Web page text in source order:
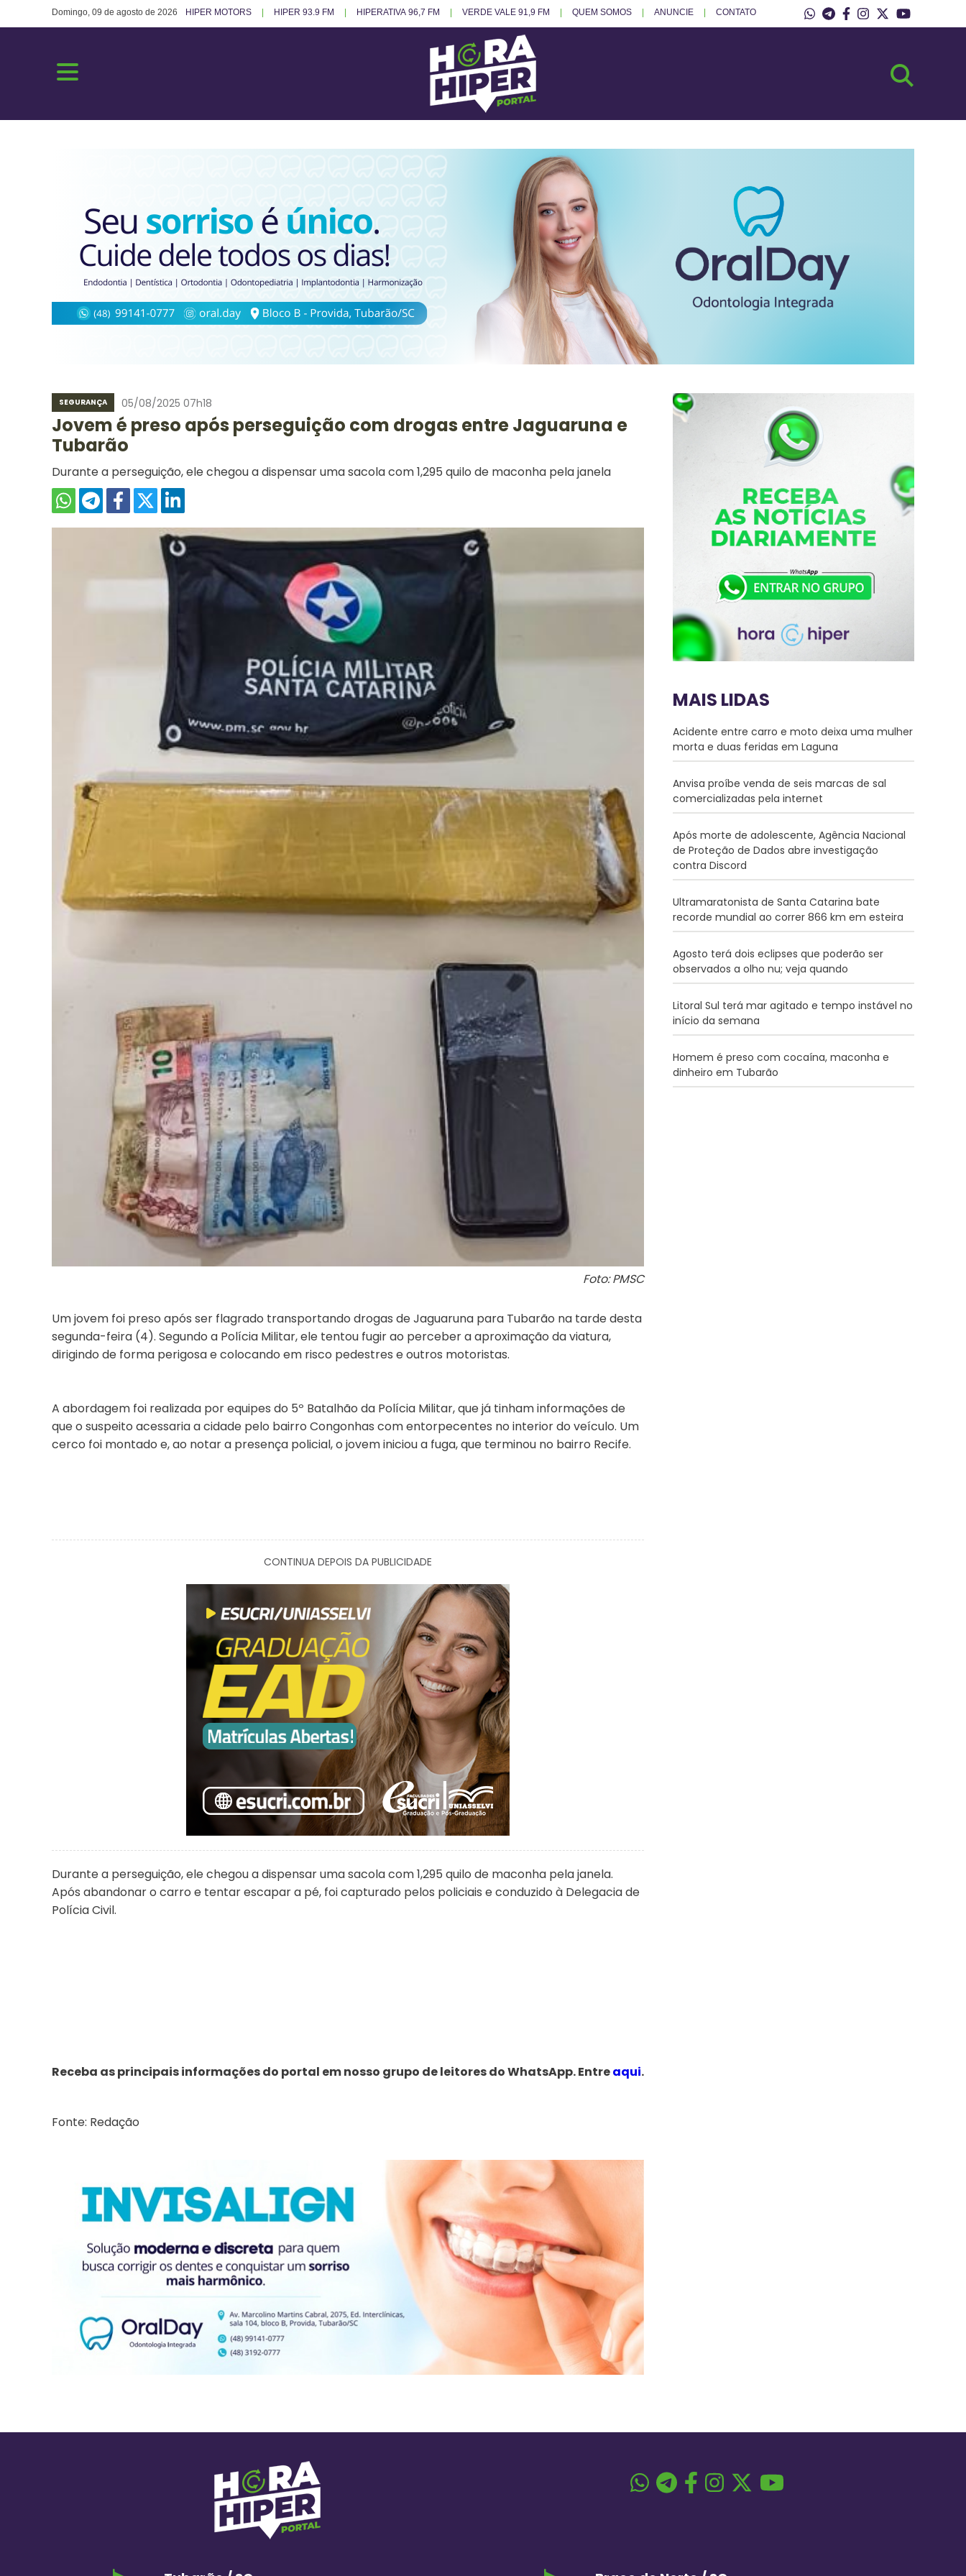
Domingo, 09 de agosto de 2026 HIPER MOTORS HIPER 93.9 FM HIPERATIVA 96,7 FM VERDE VALE 91,9 FM QUEM SOMOS ANUNCIE CONTATO
SEGURANÇA 05/08/2025 07h18
Jovem é preso após perseguição com drogas entre Jaguaruna e
Tubarão
Durante a perseguição, ele chegou a dispensar uma sacola com 1,295 quilo de maconha pela janela
Foto: PMSC
Um jovem foi preso após ser flagrado transportando drogas de Jaguaruna para Tubarão na tarde desta
segunda-feira (4). Segundo a Polícia Militar, ele tentou fugir ao perceber a aproximação da viatura,
dirigindo de forma perigosa e colocando em risco pedestres e outros motoristas.
A abordagem foi realizada por equipes do 5º Batalhão da Polícia Militar, que já tinham informações de
que o suspeito acessaria a cidade pelo bairro Congonhas com entorpecentes no interior do veículo. Um
cerco foi montado e, ao notar a presença policial, o jovem iniciou a fuga, que terminou no bairro Recife.
CONTINUA DEPOIS DA PUBLICIDADE
Durante a perseguição, ele chegou a dispensar uma sacola com 1,295 quilo de maconha pela janela.
Após abandonar o carro e tentar escapar a pé, foi capturado pelos policiais e conduzido à Delegacia de
Polícia Civil.
Receba as principais informações do portal em nosso grupo de leitores do WhatsApp. Entreaqui.
Fonte: Redação
MAIS LIDAS
Acidente entre carro e moto deixa uma mulher
morta e duas feridas em Laguna
Anvisa proíbe venda de seis marcas de sal
comercializadas pela internet
Após morte de adolescente, Agência Nacional
de Proteção de Dados abre investigação
contra Discord
Ultramaratonista de Santa Catarina bate
recorde mundial ao correr 866 km em esteira
Agosto terá dois eclipses que poderão ser
observados a olho nu; veja quando
Litoral Sul terá mar agitado e tempo instável no
início da semana
Homem é preso com cocaína, maconha e
dinheiro em Tubarão